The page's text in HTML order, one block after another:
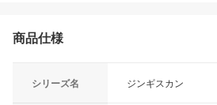
商品仕様
シリーズ名 ジンギスカン